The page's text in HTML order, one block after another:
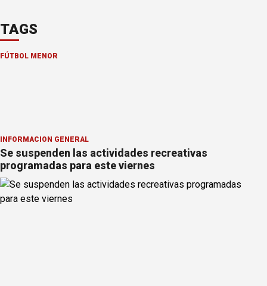
TAGS
FÚTBOL MENOR
INFORMACION GENERAL
Se suspenden las actividades recreativas
programadas para este viernes